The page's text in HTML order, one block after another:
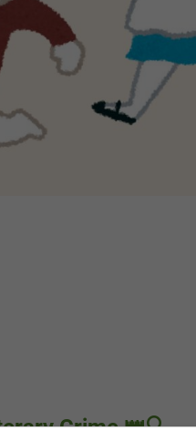
Crime 👑🔍